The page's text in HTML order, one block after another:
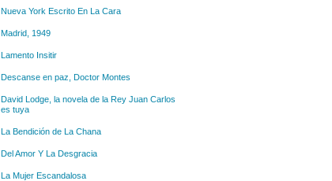
Nueva York Escrito En La Cara
Madrid, 1949
Lamento Insitir
Descanse en paz, Doctor Montes
David Lodge, la novela de la Rey Juan Carlos
es tuya
La Bendición de La Chana
Del Amor Y La Desgracia
La Mujer Escandalosa